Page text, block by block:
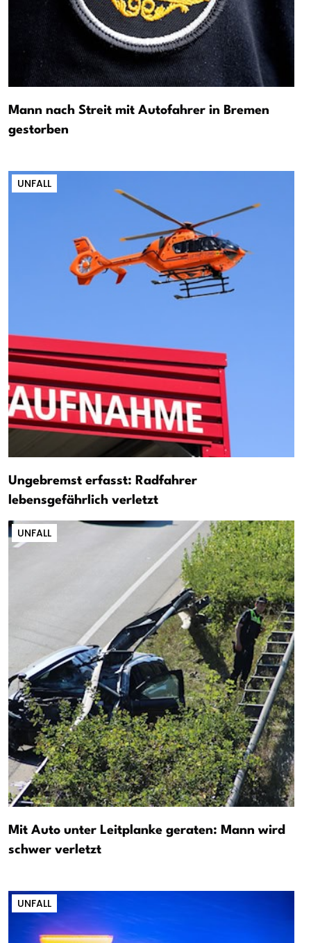
Mann nach Streit mit Autofahrer in Bremen
gestorben
UNFALL
Ungebremst erfasst: Radfahrer
lebensgefährlich verletzt
UNFALL
Mit Auto unter Leitplanke geraten: Mann wird
schwer verletzt
UNFALL